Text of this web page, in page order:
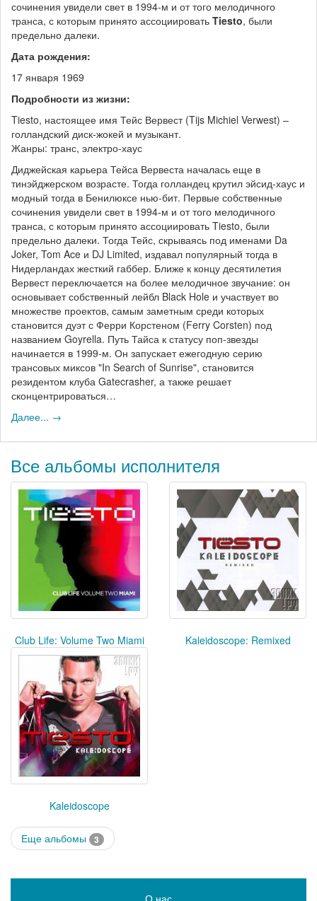
сочинения увидели свет в 1994-м и от того мелодичного
транса, с которым принято ассоциировать Tiesto, были
предельно далеки.
Дата рождения:
17 января 1969
Подробности из жизни:
Tiesto, настоящее имя Тейс Вервест (Tijs Michiel Verwest) –
голландский диск-жокей и музыкант.
Жанры: транс, электро-хаус
Диджейская карьера Тейса Вервеста началась еще в
тинэйджерском возрасте. Тогда голландец крутил эйсид-хаус и
модный тогда в Бенилюксе нью-бит. Первые собственные
сочинения увидели свет в 1994-м и от того мелодичного
транса, с которым принято ассоциировать Tiesto, были
предельно далеки. Тогда Тейс, скрываясь под именами Da
Joker, Tom Ace и DJ Limited, издавал популярный тогда в
Нидерландах жесткий габбер. Ближе к концу десятилетия
Вервест переключается на более мелодичное звучание: он
основывает собственный лейбл Black Hole и участвует во
множестве проектов, самым заметным среди которых
становится дуэт с Ферри Корстеном (Ferry Corsten) под
названием Goyrella. Путь Тайса к статусу поп-звезды
начинается в 1999-м. Он запускает ежегодную серию
трансовых миксов "In Search of Sunrise", становится
резидентом клуба Gatecrasher, а также решает
сконцентрироваться…
Далее... →
Все альбомы исполнителя
Club Life: Volume Two Miami Kaleidoscope: Remixed
Kaleidoscope
Еще альбомы 3
О нас